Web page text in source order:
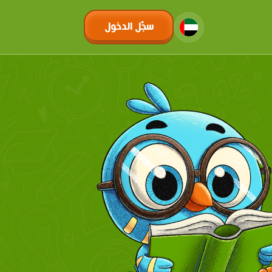
سجّل الدخول